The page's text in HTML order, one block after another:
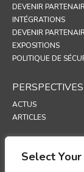
Select
DEVENIR
INTÉGRATIONS
DEVENIR
EXPOSITIONS
POLITIQUE DE
PERSPECTIVES
ACTUS
ARTICLES
PORTAIL TECHNIQUE